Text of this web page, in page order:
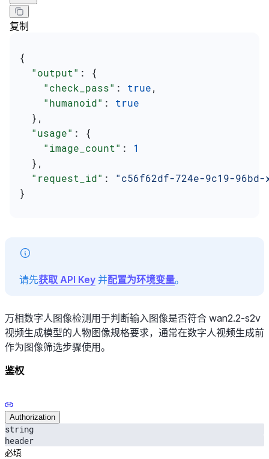
复制
{
  "output"
: {
    "check_pass"
: true,
    "humanoid"
: true
  },
  "usage"
: {
    "image_count"
: 1
  },
  "request_id"
: "c56f62df-724e-9c19-
}
请先获取 API Key 并配置为环境变量。
万相数字人图像检测用于判断输入图像是否符合 wan2.2-s2v
视频生成模型的人物图像规格要求，通常在数字人视频生成前
作为图像筛选步骤使用。
鉴权
Authorization
string
header
必填